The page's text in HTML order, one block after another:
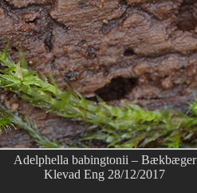
Adelphella babingtonii – Bækbæger
Klevad Eng 28/12/2017